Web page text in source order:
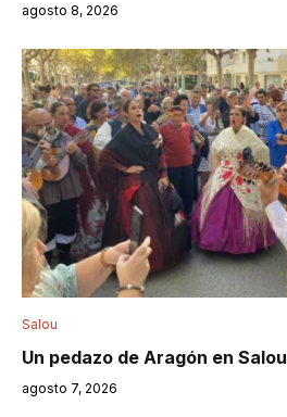
agosto 8, 2026
Salou
Un pedazo de Aragón en Salou
agosto 7, 2026